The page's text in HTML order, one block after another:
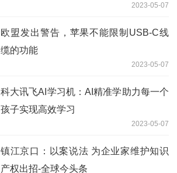
2023-05-07
欧盟发出警告，苹果不能限制USB-C线
缆的功能
2023-05-07
科大讯飞AI学习机：AI精准学助力每一个
孩子实现高效学习
2023-05-07
镇江京口：以案说法 为企业家维护知识
产权出招-全球今头条